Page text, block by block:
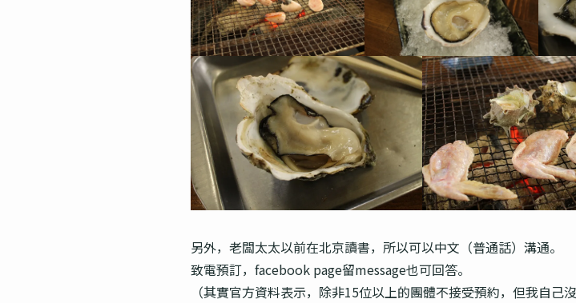
另外，老闆太太以前在北京讀書，所以可以中文（普通話）溝通。
致電預訂，facebook page留message也可回答。
（其實官方資料表示，除非15位以上的團體不接受預約，但我自